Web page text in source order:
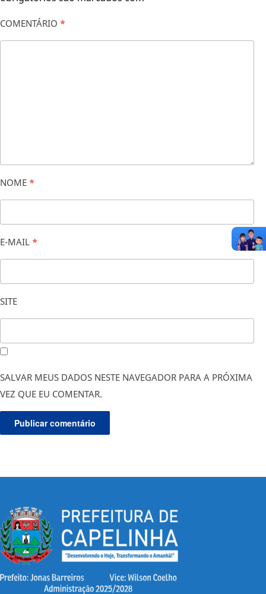
COMENTÁRIO *
NOME *
E-MAIL *
SITE
SALVAR MEUS DADOS NESTE NAVEGADOR PARA A PRÓXIMA
VEZ QUE EU COMENTAR.